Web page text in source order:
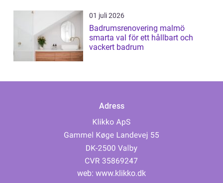
01 juli 2026
Badrumsrenovering malmö
smarta val för ett hållbart och
vackert badrum
Adress
web: www.klikko.dk